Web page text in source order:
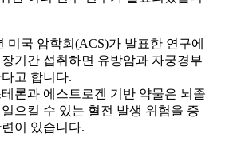
미국 암학회(ACS)가 발표한 연구에
기간 섭취하면 유방암과 자궁경부
고 합니다.
론과 에스트로겐 기반 약물은 뇌졸
으킬 수 있는 혈전 발생 위험을 증
이 있습니다.